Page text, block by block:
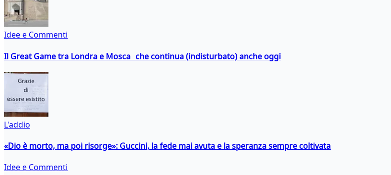
Idee e Commenti
Il Great Game tra Londra e Mosca che continua (indisturbato) anche oggi
L'addio
«Dio è morto, ma poi risorge»: Guccini, la fede mai avuta e la speranza sempre coltivata
Idee e Commenti